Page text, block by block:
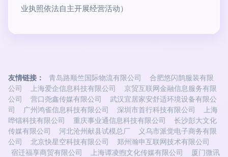
业执照依法自主开展经营活动）
友情链接： 青岛路顺竺国际物流有限公司
合肥悠闪鹊服装有限
公司
上海爱企信息科技有限公司
京贸互联网金融信息服务有限
公司
营口尧鑫传媒有限公司
武汉宜居家安舒适环境设备有限公
司
广州鸿雀信息科技有限公司 深圳市首行科技有限公司
上海
哗镭科技有限公司
重庆事业通信息科技有限公司
长沙彭大文化
传媒有限公司
河北沧州献县试模总厂
义乌市派觉电子商务有限
公司
北京快星空科技有限公司
郑州瀚申互联网技术有限公司
宿迁福享商贸有限公司
上海谭凌煦文化传媒有限公司
厦门微讯